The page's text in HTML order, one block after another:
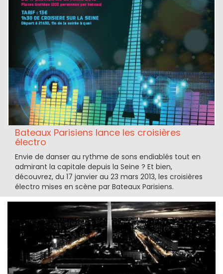
Bateaux Parisiens lance les croisières
électro
Envie de danser au rythme de sons endiablés tout en
admirant la capitale depuis la Seine ? Et bien,
découvrez, du 17 janvier au 23 mars 2013, les croisières
électro mises en scène par Bateaux Parisiens.